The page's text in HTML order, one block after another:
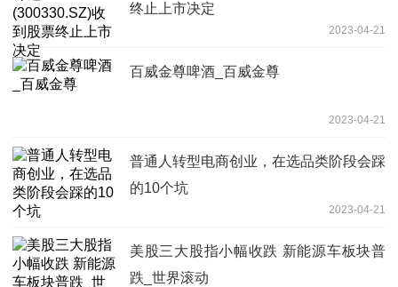
终止上市决定
2023-04-21
百威金尊啤酒_百威金尊
2023-04-21
普通人转型电商创业，在选品类阶段会踩
的10个坑
2023-04-21
美股三大股指小幅收跌 新能源车板块普
跌_世界滚动